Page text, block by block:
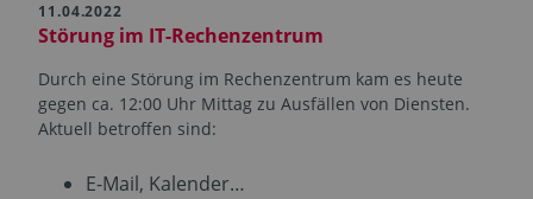
11.04.2022
Störung im IT-Rechen­zentrum
Durch eine Störung im Rechen­zentrum kam es heute
gegen ca. 12:00 Uhr Mittag zu Ausfällen von Diensten.
Aktuell betroffen sind:
E-Mail, Kalender…